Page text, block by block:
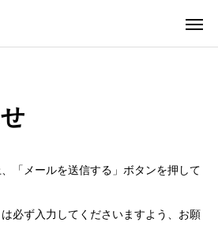
「メールを送信する」ボタンを押して
は必ず入力してくださいますよう、お願